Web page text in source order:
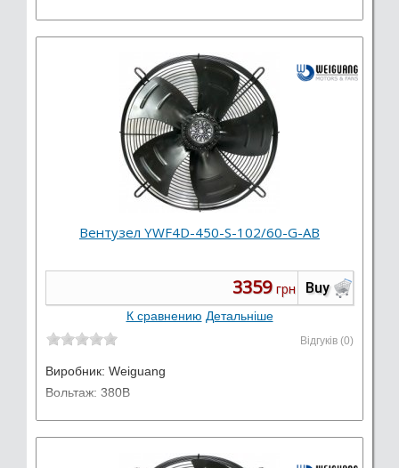
Вентузел YWF4D-450-S-102/60-G-AB
Buy
3359 грн
К сравнению Детальніше
Відгуків (0)
Виробник: Weiguang
Вольтаж: 380В